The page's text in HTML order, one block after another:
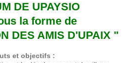
DE UPAYSIO
la forme de
DES AMIS D'UPAIX "
et objectifs :